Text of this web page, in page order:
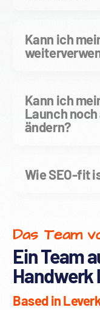
Kann ich
Kann ich
Launch
ändern?
Wie SEO-fit
Das Team
Ein Team
Handwerk
Based in